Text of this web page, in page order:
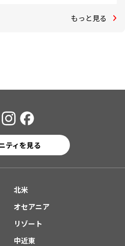
もっと見る
ティを見る
北米
オセアニア
リゾート
中近東